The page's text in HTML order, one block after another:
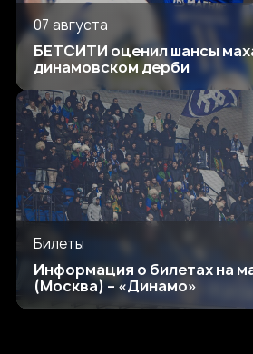
07 августа
БЕТСИТИ оценил шансы
динамовском дерби
Билеты
Информация о билетах на
(Москва) – «Динамо»